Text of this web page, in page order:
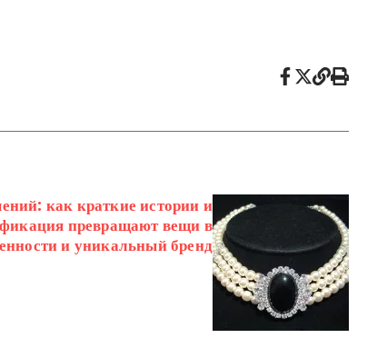
как краткие истории и
превращают вещи в
и уникальный бренд